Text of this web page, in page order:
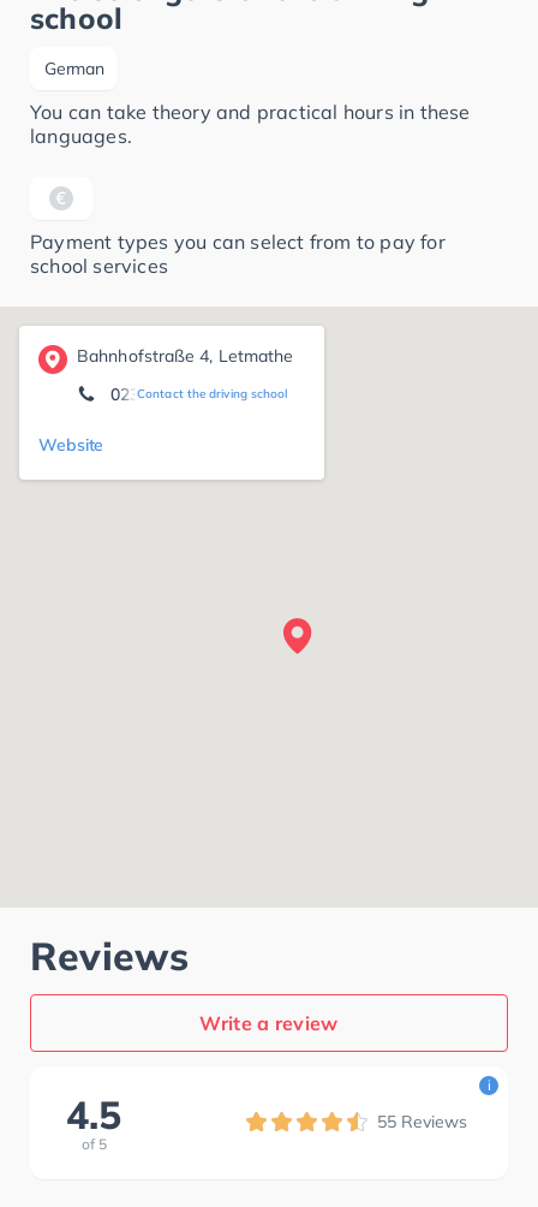
school
German
You can take theory and practical hours in these
languages.
Payment types you can select from to pay for
school services
Bahnhofstraße 4, Letmathe
Contact the driving school
02374 176873
Website
Reviews
Write a review
4.5
of 5
55 Reviews
i